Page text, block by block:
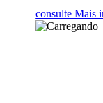
consulte Mais